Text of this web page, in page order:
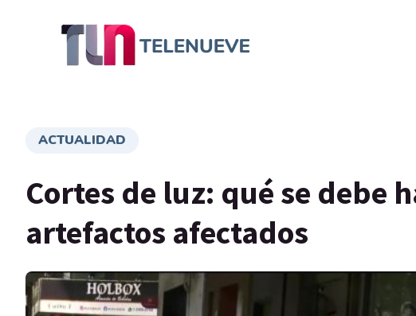
ACTUALIDAD
Cortes de luz: qué se debe
artefactos afectados